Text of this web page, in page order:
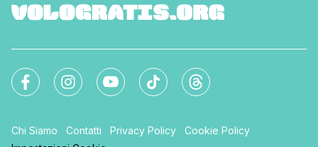
Chi Siamo Contatti Privacy Policy
Cookie Policy